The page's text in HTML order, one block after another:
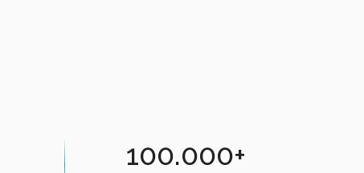
100.000+